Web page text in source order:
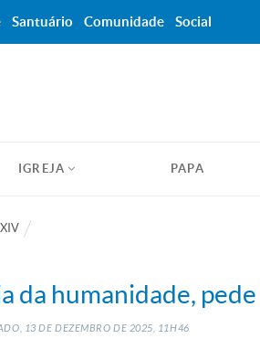
IGREJA PAPA
da humanidade, pede
13 DE DEZEMBRO DE 2025, 11H46
Santuário Comunidade Social